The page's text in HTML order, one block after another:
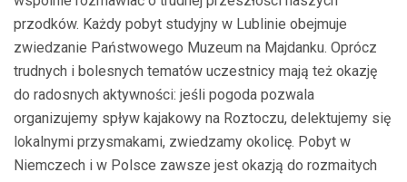
przodków. Każdy pobyt studyjny w Lublinie obejmuje
zwiedzanie Państwowego Muzeum na Majdanku. Oprócz
trudnych i bolesnych tematów uczestnicy mają też okazję
do radosnych aktywności: jeśli pogoda pozwala
organizujemy spływ kajakowy na Roztoczu, delektujemy się
lokalnymi przysmakami, zwiedzamy okolicę. Pobyt w
Niemczech i w Polsce zawsze jest okazją do rozmaitych